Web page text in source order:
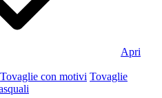
Apri
Tovaglie con motivi Tovaglie